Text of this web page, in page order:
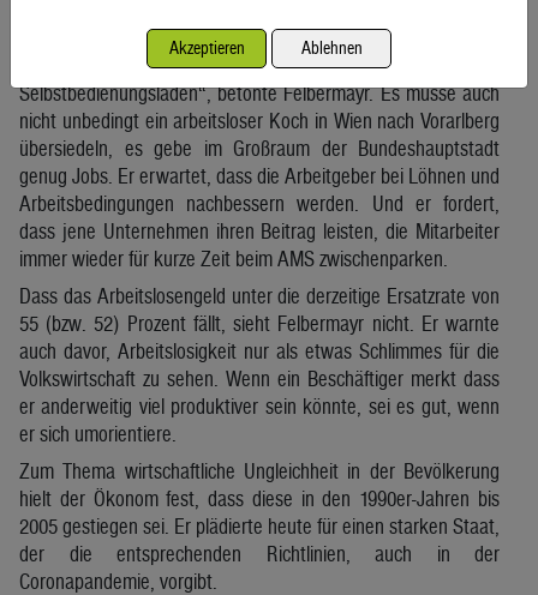
Zumutbarkeitsbestimmungen für Arbeitslose? Hier sei das
Arbeitsmarktservice (AMS) durchaus fordernd, „das ist kein
Selbstbedienungsladen“, betonte Felbermayr. Es müsse auch
nicht unbedingt ein arbeitsloser Koch in Wien nach Vorarlberg
übersiedeln, es gebe im Großraum der Bundeshauptstadt
genug Jobs. Er erwartet, dass die Arbeitgeber bei Löhnen und
Arbeitsbedingungen nachbessern werden. Und er fordert,
dass jene Unternehmen ihren Beitrag leisten, die Mitarbeiter
immer wieder für kurze Zeit beim AMS zwischenparken.
Dass das Arbeitslosengeld unter die derzeitige Ersatzrate von
55 (bzw. 52) Prozent fällt, sieht Felbermayr nicht. Er warnte
auch davor, Arbeitslosigkeit nur als etwas Schlimmes für die
Volkswirtschaft zu sehen. Wenn ein Beschäftiger merkt dass
er anderweitig viel produktiver sein könnte, sei es gut, wenn
er sich umorientiere.
Zum Thema wirtschaftliche Ungleichheit in der Bevölkerung
hielt der Ökonom fest, dass diese in den 1990er-Jahren bis
2005 gestiegen sei. Er plädierte heute für einen starken Staat,
der die entsprechenden Richtlinien, auch in der
Coronapandemie, vorgibt.
Akzeptieren Ablehnen